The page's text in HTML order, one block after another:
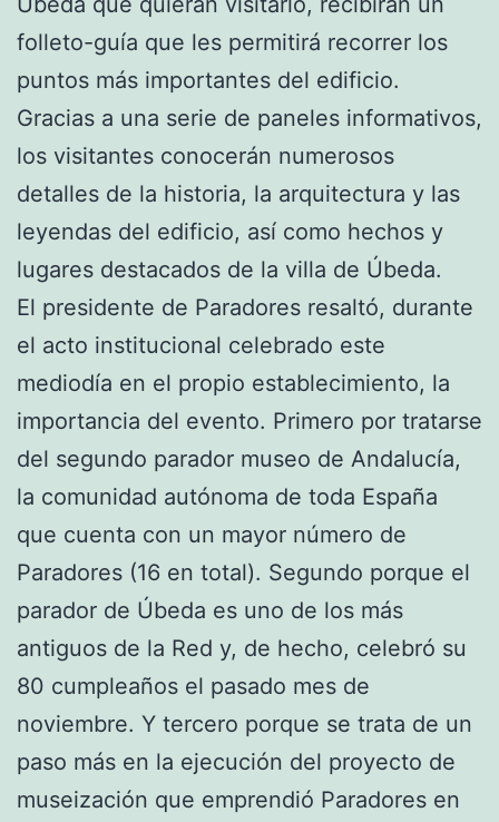
folleto-guía que les permitirá recorrer los
puntos más importantes del edificio.
Gracias a una serie de paneles informativos,
los visitantes conocerán numerosos
detalles de la historia, la arquitectura y las
leyendas del edificio, así como hechos y
lugares destacados de la villa de Úbeda.
El presidente de Paradores resaltó, durante
el acto institucional celebrado este
mediodía en el propio establecimiento, la
importancia del evento. Primero por tratarse
del segundo parador museo de Andalucía,
la comunidad autónoma de toda España
que cuenta con un mayor número de
Paradores (16 en total). Segundo porque el
parador de Úbeda es uno de los más
antiguos de la Red y, de hecho, celebró su
80 cumpleaños el pasado mes de
noviembre. Y tercero porque se trata de un
paso más en la ejecución del proyecto de
museización que emprendió Paradores en